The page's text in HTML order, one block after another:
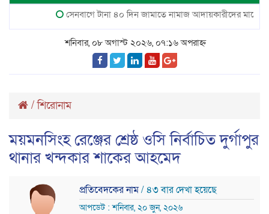
সেনবাগে টানা ৪০ দিন জামাতে নামাজ আদায়কারীদের মাঝে ক্রেস্ট
শনিবার, ০৮ অগাস্ট ২০২৬, ০৭:১৬ অপরাহ্ন
/শিরোনাম
ময়মনসিংহ রেঞ্জের শ্রেষ্ঠ ওসি নির্বাচিত দুর্গাপুর
থানার খন্দকার শাকের আহমেদ
প্রতিবেদকের নাম/ ৪৩ বার দেখা হয়েছে
আপডেট : শনিবার, ২০ জুন, ২০২৬